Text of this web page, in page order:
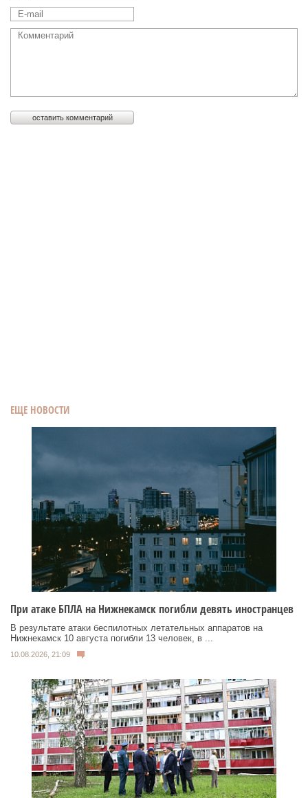
ЕЩЕ НОВОСТИ
При атаке БПЛА на Нижнекамск погибли девять иностранцев
В результате атаки беспилотных летательных аппаратов на
Нижнекамск 10 августа погибли 13 человек, в ...
10.08.2026, 21:09